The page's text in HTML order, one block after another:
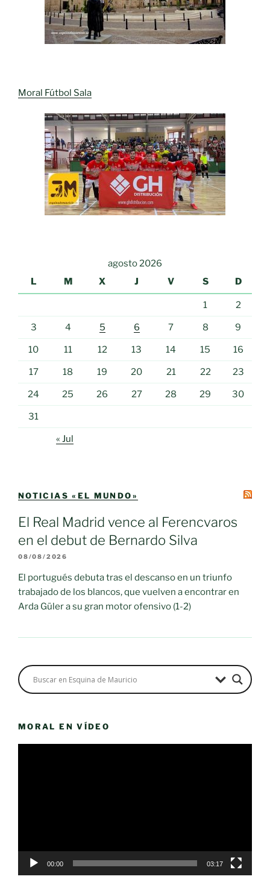
Moral Fútbol Sala
agosto 2026
L
M X J V S D
1 2
3 4 5 6 7 8 9
10 11 12 13 14 15 16
17 18 19 20 21 22 23
24 25 26 27 28 29 30
31
« Jul
NOTICIAS «EL MUNDO»
El Real Madrid vence al Ferencvaros
en el debut de Bernardo Silva
08/08/2026
El portugués debuta tras el descanso en un triunfo
trabajado de los blancos, que vuelven a encontrar en
Arda Güler a su gran motor ofensivo (1-2)
MORAL EN VÍDEO
00:00 03:17